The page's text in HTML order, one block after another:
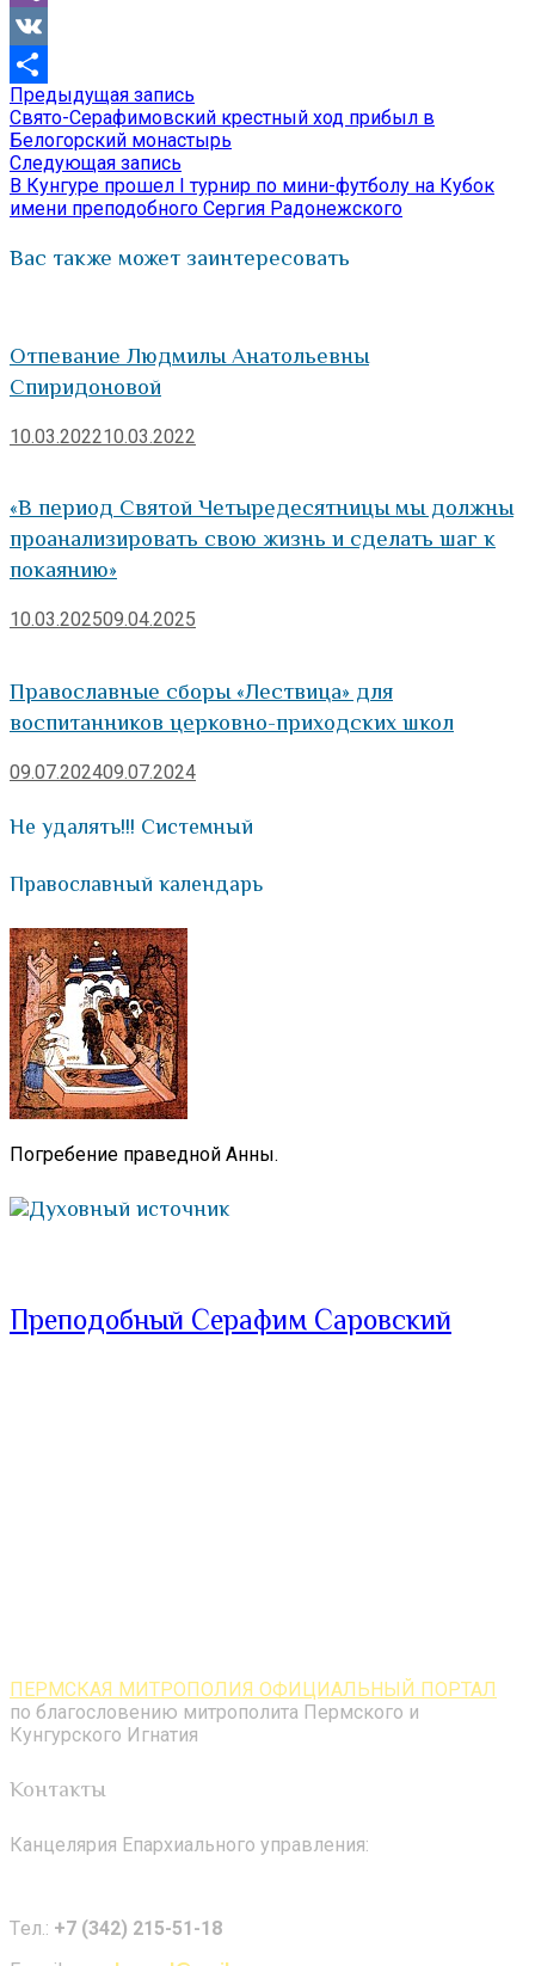
Viber
VK
Отправить
Навигация
по
записям
Предыдущая запись
запись:
Свято-Серафимовский крестный ход прибыл в
Белогорский монастырь
Следующая запись
запись:
В Кунгуре прошел I турнир по мини-футболу на Кубок
имени преподобного Сергия Радонежского
Вас также может заинтересовать
Отпевание Людмилы Анатольевны
Спиридоновой
10.03.202210.03.2022
«В период Святой Четыредесятницы мы должны
проанализировать свою жизнь и сделать шаг к
покаянию»
10.03.202509.04.2025
Православные сборы «Лествица» для
воспитанников церковно-приходских школ
09.07.202409.07.2024
Не удалять!!! Системный
Православный календарь
Погребение праведной Анны.
Духовный источник
Преподобный Серафим Саровский
ПЕРМСКАЯ МИТРОПОЛИЯ ОФИЦИАЛЬНЫЙ ПОРТАЛ
по благословению митрополита Пермского и
Кунгурского Игнатия
Контакты
Канцелярия Епархиального управления:
Tел.: +7 (342) 215-51-18